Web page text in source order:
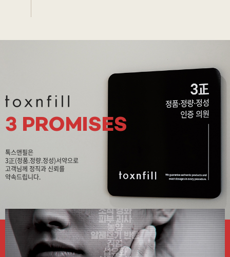
3 PROMISES
톡스앤필은
3正(정품.정량.정성)서약으로
고객님께 정직과 신뢰를
약속드립니다.